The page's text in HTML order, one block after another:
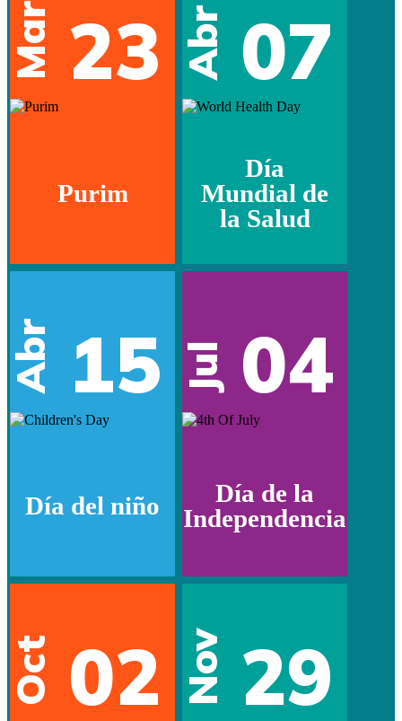
Mar 23
Purim
Abr 07
Día
Mundial de
la Salud
Abr 15
Día del niño
Jul 04
Día de la
Independencia
Oct 02 Nov 29